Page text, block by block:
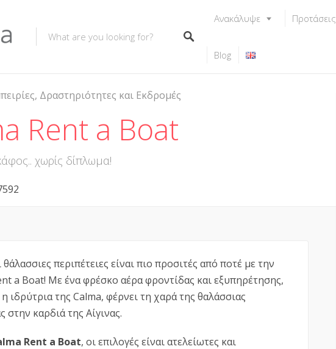
Ανακάλυψε Προτάσεις
Blog
Δραστηριότητες και Εκδρομές
Rent a Boat
χωρίς δίπλωμα!
περιπέτειες είναι πιο προσιτές από ποτέ με την
a Boat! Με ένα φρέσκο αέρα φροντίδας και εξυπηρέτησης,
ιδρύτρια της Calma, φέρνει τη χαρά της θαλάσσιας
στην καρδιά της Αίγινας.
Rent a Boat, οι επιλογές είναι ατελείωτες και